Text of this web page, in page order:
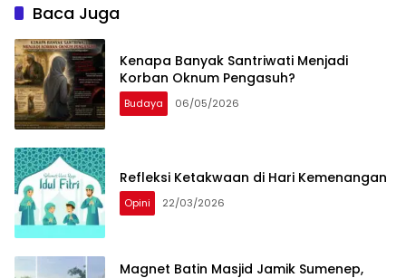
Baca Juga
Kenapa Banyak Santriwati Menjadi
Korban Oknum Pengasuh?
Budaya 06/05/2026
Refleksi Ketakwaan di Hari Kemenangan
Opini 22/03/2026
Magnet Batin Masjid Jamik Sumenep,